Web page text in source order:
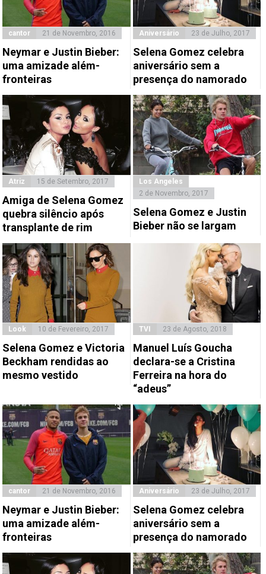
cantor 21 de Novembro, 2016
Neymar e Justin Bieber:
uma amizade além-
fronteiras
Aniversário 23 de Julho, 2017
Selena Gomez celebra
aniversário sem a
presença do namorado
Atriz 15 de Setembro, 2017
Amiga de Selena Gomez
quebra silêncio após
transplante de rim
Los Angeles
2 de Novembro, 2017
Selena Gomez e Justin
Bieber não se largam
Look 10 de Fevereiro, 2017
Selena Gomez e Victoria
Beckham rendidas ao
mesmo vestido
TVI 23 de Agosto, 2018
Manuel Luís Goucha
declara-se a Cristina
Ferreira na hora do
“adeus”
cantor 21 de Novembro, 2016
Neymar e Justin Bieber:
uma amizade além-
fronteiras
Aniversário 23 de Julho, 2017
Selena Gomez celebra
aniversário sem a
presença do namorado